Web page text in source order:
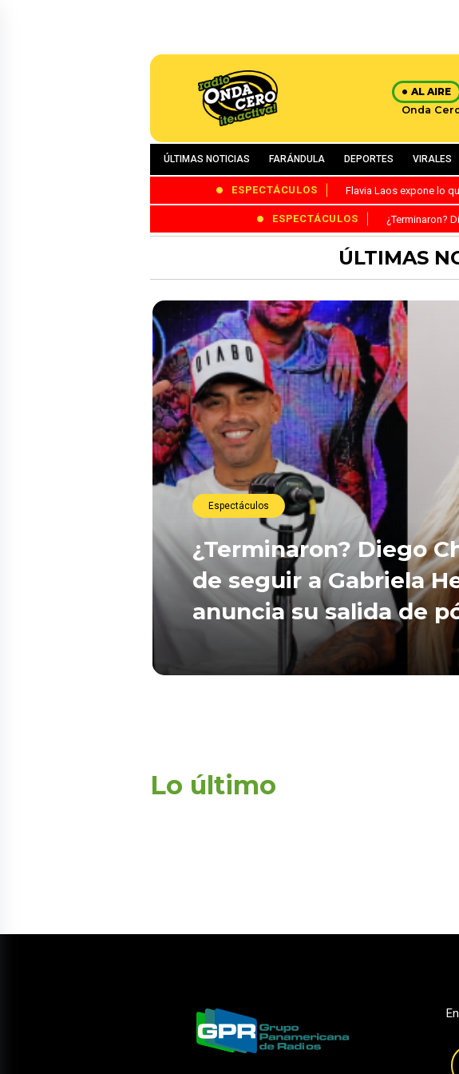
AL AIRE
Onda
ÚLTIMAS NOTICIAS FARÁNDULA DEPORTES VIRALES
ESPECTÁCULOS Flavia Laos expone lo
ESPECTÁCULOS ¿Terminaron?
ÚLTIMAS
Espectáculos
¿Terminaron? Diego
de seguir a Gabriela
anuncia su salida de
Lo último